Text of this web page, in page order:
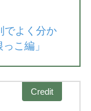
でよく分か
こ編」
Credit